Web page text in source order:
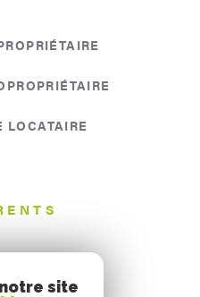
LOCATAIRE
site